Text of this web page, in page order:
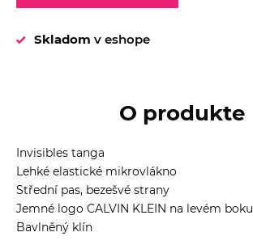
Skladom v eshope
O produkte
Invisibles tanga
Lehké elastické mikrovlákno
Střední pas, bezešvé strany
Jemné logo CALVIN KLEIN na levém boku
Bavlněný klín